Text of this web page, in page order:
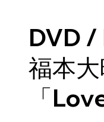
DVD /
福本
「